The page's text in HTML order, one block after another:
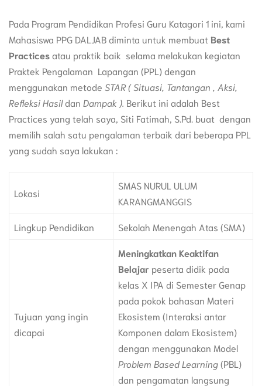
Pada Program Pendidikan Profesi Guru Katagori 1 ini, kami
Mahasiswa PPG DALJAB diminta untuk membuat Best
Practicesatau praktik baik selama melakukan kegiatan
Praktek Pengalaman Lapangan (PPL) dengan
menggunakan metode STAR ( Situasi, Tantangan , Aksi,
Refleksi Hasildan Dampak ). Berikut ini adalah Best
Practices yang telah saya, Siti Fatimah, S.Pd. buat dengan
memilih salah satu pengalaman terbaik dari beberapa PPL
yang sudah saya lakukan :
Lokasi
SMAS NURUL ULUM
KARANGMANGGIS
Lingkup Pendidikan Sekolah Menengah Atas (SMA)
Tujuan yang ingin
dicapai
Meningkatkan Keaktifan
Belajar peserta didik pada
kelas X IPA di Semester Genap
pada pokok bahasan Materi
Ekosistem (Interaksi antar
Komponen dalam Ekosistem)
dengan menggunakan Model
Problem Based Learning(PBL)
dan pengamatan langsung